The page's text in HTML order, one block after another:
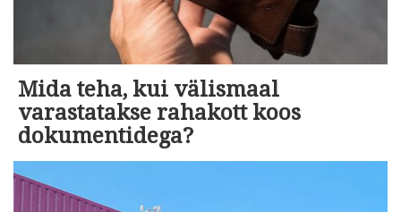
Mida teha, kui välismaal
varastatakse rahakott koos
dokumentidega?